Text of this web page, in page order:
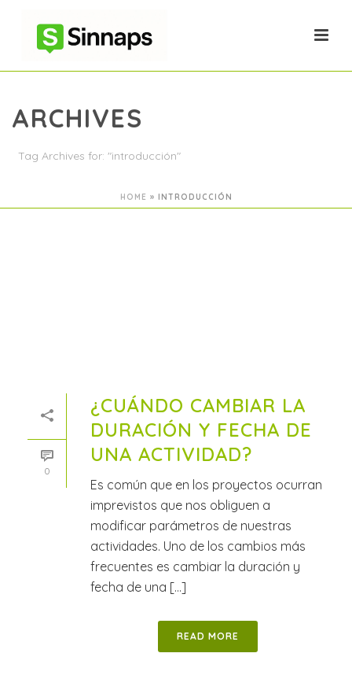
ARCHIVES
Tag Archives for: "introducción"
HOME » INTRODUCCIÓN
0
¿CUÁNDO CAMBIAR LA
DURACIÓN Y FECHA DE
UNA ACTIVIDAD?
Es común que en los proyectos ocurran
imprevistos que nos obliguen a
modificar parámetros de nuestras
actividades. Uno de los cambios más
frecuentes es cambiar la duración y
fecha de una [...]
READ MORE